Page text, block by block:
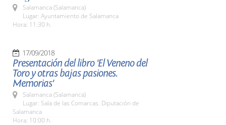
Salamanca (Salamanca)
Lugar: Ayuntamiento de Salamanca
Hora: 11:30 h.
17/09/2018
Presentación del libro 'El Veneno del
Toro y otras bajas pasiones.
Memorias'
Salamanca (Salamanca)
Lugar: Sala de las Comarcas. Diputación de
Salamanca
Hora: 10:00 h.